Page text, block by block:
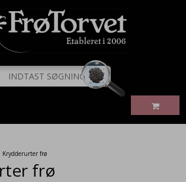
Krydderurter frø
frø